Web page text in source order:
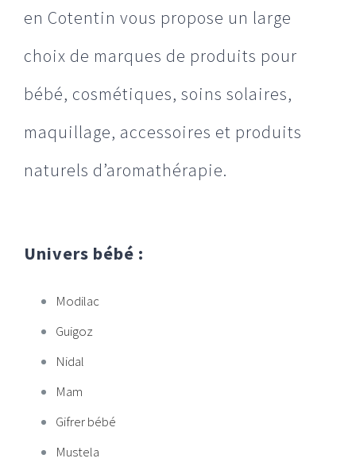
en Cotentin vous propose un large
choix de marques de produits pour
bébé, cosmétiques, soins solaires,
maquillage, accessoires et produits
naturels d’aromathérapie.
Univers bébé :
Modilac
Guigoz
Nidal
Mam
Gifrer bébé
Mustela